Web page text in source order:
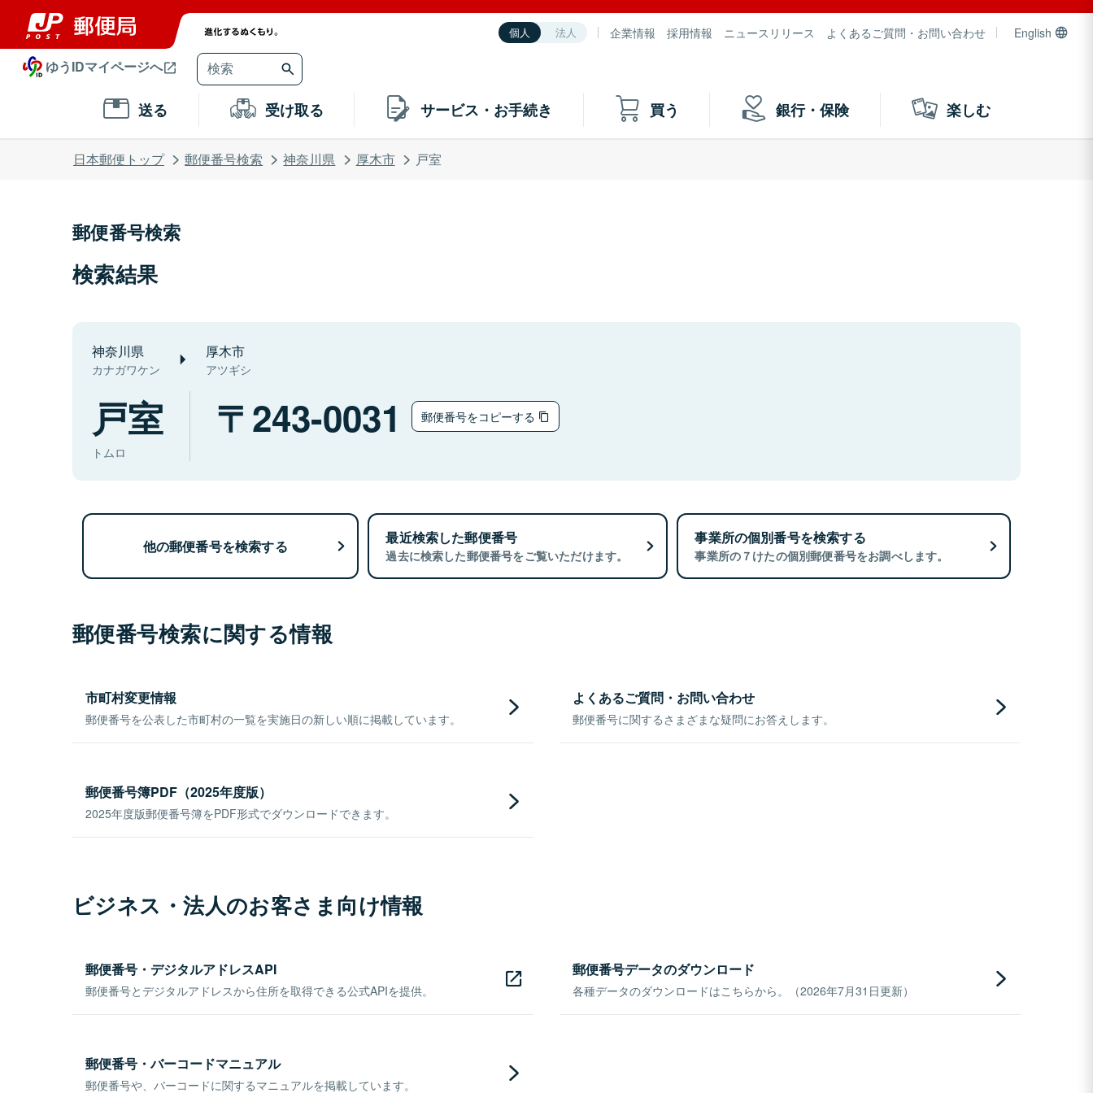
個人 法人 企業情報 採用情報 ニュースリリース よくあるご質問・お問い合わせ English
ゆうIDマイページへ
送る 受け取る サービス・お手続き 買う 銀行・保険 楽しむ
日本郵便トップ 郵便番号検索 神奈川県 厚木市 戸室
郵便番号検索
検索結果
神奈川県
カナガワケン
厚木市
アツギシ
戸室
トムロ
243-0031 郵便番号をコピーする
他の郵便番号を検索する 最近検索した郵便番号
過去に検索した郵便番号をご覧いただけます。
事業所の個別番号を検索する
事業所の７けたの個別郵便番号をお調べします。
郵便番号検索に関する情報
市町村変更情報
郵便番号を公表した市町村の一覧を実施日の新しい順に掲載しています。
よくあるご質問・お問い合わせ
郵便番号に関するさまざまな疑問にお答えします。
郵便番号簿PDF（2025年度版）
2025年度版郵便番号簿をPDF形式でダウンロードできます。
ビジネス・法人のお客さま向け情報
郵便番号・デジタルアドレスAPI
郵便番号とデジタルアドレスから住所を取得できる公式APIを提供。
郵便番号データのダウンロード
各種データのダウンロードはこちらから。（2026年7月31日更新）
郵便番号・バーコードマニュアル
郵便番号や、バーコードに関するマニュアルを掲載しています。